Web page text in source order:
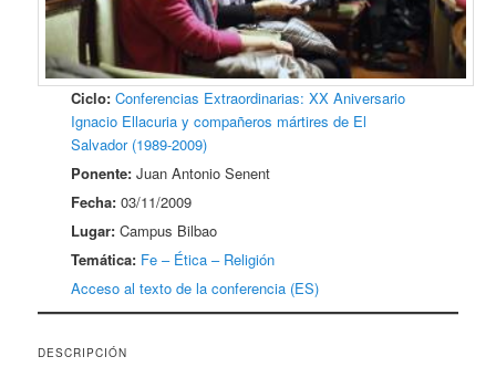
Ciclo: Conferencias Extraordinarias: XX Aniversario
Ignacio Ellacuria y compañeros mártires de El
Salvador (1989-2009)
Ponente: Juan Antonio Senent
Fecha: 03/11/2009
Lugar: Campus Bilbao
Temática: Fe – Ética – Religión
Acceso al texto de la conferencia (ES)
DESCRIPCIÓN